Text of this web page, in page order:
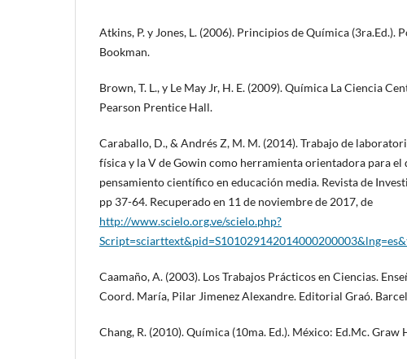
Atkins, P. y Jones, L. (2006). Principios de Química (3ra.Ed.).
Bookman.
Brown, T. L., y Le May Jr, H. E. (2009). Química La Ciencia
Pearson Prentice Hall.
Caraballo, D., & Andrés Z, M. M. (2014). Trabajo de
física y la V de Gowin como herramienta orientadora para el
pensamiento científico en educación media. Revista de
pp 37-64. Recuperado en 11 de noviembre de 2017, de
http://www.scielo.org.ve/scielo.php?
Caamaño, A. (2003). Los Trabajos Prácticos en Ciencias.
Coord. María, Pilar Jimenez Alexandre. Editorial Graó.
Chang, R. (2010). Química (10ma. Ed.). México: Ed.Mc. Graw